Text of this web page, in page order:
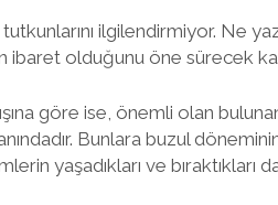
ilgilendirmiyor. Ne
ibaret olduğunu öne sürecek
göre ise, önemli olan
Bunlara buzul
yaşadıkları ve bıraktıkları